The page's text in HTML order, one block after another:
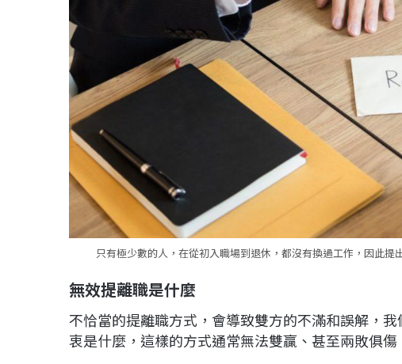
只有極少數的人，在從初入職場到退休，都沒有換過工作，因此提
無效提離職是什麼
不恰當的提離職方式，會導致雙方的不滿和誤解，
衷是什麼，這樣的方式通常無法雙贏、甚至兩敗俱